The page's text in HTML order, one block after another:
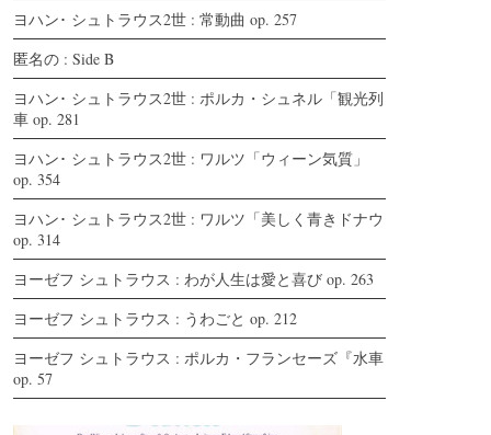
ヨハン･ シュトラウス2世 : 常動曲 op. 257
匿名の : Side B
ヨハン･ シュトラウス2世 : ポルカ・シュネル「観光列
車 op. 281
ヨハン･ シュトラウス2世 : ワルツ「ウィーン気質」
op. 354
ヨハン･ シュトラウス2世 : ワルツ「美しく青きドナウ
op. 314
ヨーゼフ シュトラウス : わが人生は愛と喜び op. 263
ヨーゼフ シュトラウス : うわごと op. 212
ヨーゼフ シュトラウス : ポルカ・フランセーズ『水車
op. 57